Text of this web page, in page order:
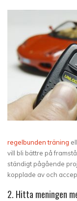
regelbunden träning
vill bli bättre på
ständigt pågående
kopplade av och
2. Hitta meningen